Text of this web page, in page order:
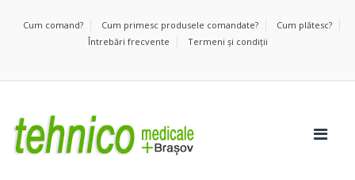
Cum comand? Cum primesc produsele comandate?
Cum plătesc?
Întrebări frecvente
Termeni şi condiţii